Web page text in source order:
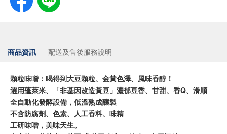
商品資訊 配送及售後服務說明
顆粒味噌：喝得到大豆顆粒、金黃色澤、風味香醇！
選用蓬萊米、「非基因改造黃豆」濃郁豆香、甘甜、香Q、滑順
全自動化發酵設備，低溫熟成釀製
不含防腐劑、色素、人工香料、味精
工研味噌，美味天生。